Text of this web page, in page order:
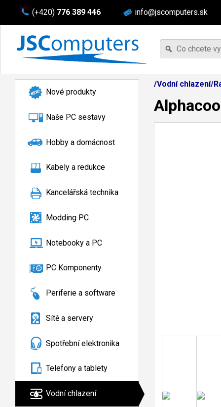
(+420) 776 389 446 info@jscomputers.sk
Nové produkty
Naše PC sestavy
Hobby a domácnost
Kabely a redukce
Kancelářská technika
Modding PC
Notebooky a PC
PC Komponenty
Periferie a software
Sítě a servery
Spotřební elektronika
Telefony a tablety
Vodní chlazení
/Vodní chlazení/